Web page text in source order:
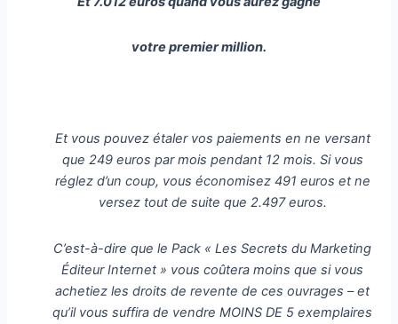
votre premier million.
Et vous pouvez étaler vos paiements en ne versant
que 249 euros par mois pendant 12 mois. Si vous
réglez d’un coup, vous économisez 491 euros et ne
versez tout de suite que 2.497 euros.
C’est-à-dire que le Pack « Les Secrets du Marketing
Éditeur Internet » vous coûtera moins que si vous
achetiez les droits de revente de ces ouvrages – et
qu’il vous suffira de vendre MOINS DE 5 exemplaires